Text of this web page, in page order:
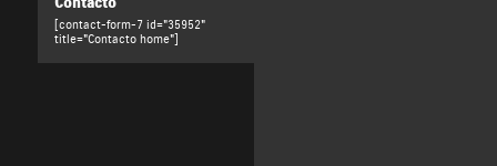
[contact-form-7 id="35952"
title="Contacto home"]